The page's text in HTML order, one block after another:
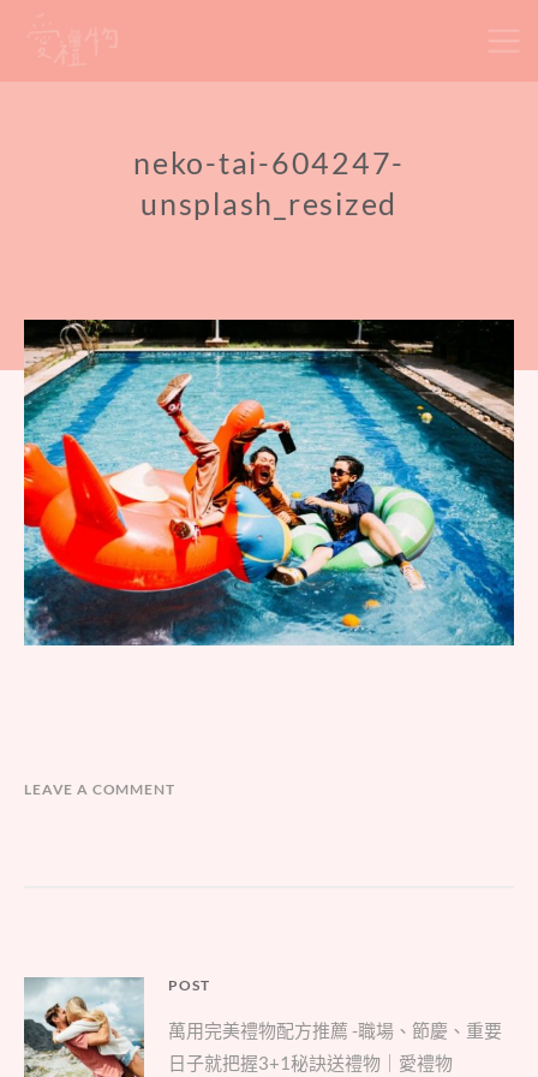
neko-tai-604247-
unsplash_resized
LEAVE A COMMENT
文
章
導
POST
Parent
post:
萬用完美禮物配方推薦 -職場、節慶、重要
日子就把握3+1秘訣送禮物｜愛禮物